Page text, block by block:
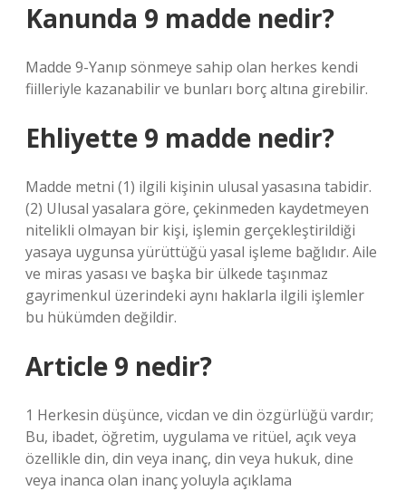
Kanunda 9 madde nedir?
Madde 9-Yanıp sönmeye sahip olan herkes kendi
fiilleriyle kazanabilir ve bunları borç altına girebilir.
Ehliyette 9 madde nedir?
Madde metni (1) ilgili kişinin ulusal yasasına tabidir.
(2) Ulusal yasalara göre, çekinmeden kaydetmeyen
nitelikli olmayan bir kişi, işlemin gerçekleştirildiği
yasaya uygunsa yürüttüğü yasal işleme bağlıdır. Aile
ve miras yasası ve başka bir ülkede taşınmaz
gayrimenkul üzerindeki aynı haklarla ilgili işlemler
bu hükümden değildir.
Article 9 nedir?
1 Herkesin düşünce, vicdan ve din özgürlüğü vardır;
Bu, ibadet, öğretim, uygulama ve ritüel, açık veya
özellikle din, din veya inanç, din veya hukuk, dine
veya inanca olan inanç yoluyla açıklama